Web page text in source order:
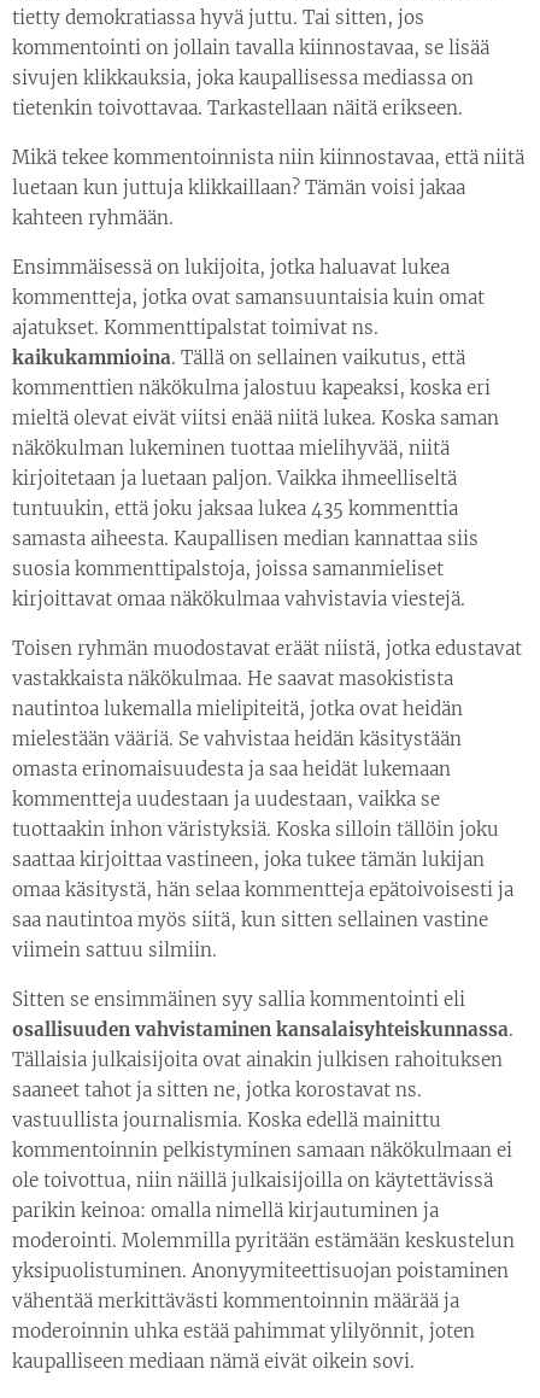
tietty demokratiassa hyvä juttu. Tai sitten, jos
kommentointi on jollain tavalla kiinnostavaa, se lisää
sivujen klikkauksia, joka kaupallisessa mediassa on
tietenkin toivottavaa. Tarkastellaan näitä erikseen.
Mikä tekee kommentoinnista niin kiinnostavaa, että niitä
luetaan kun juttuja klikkaillaan? Tämän voisi jakaa
kahteen ryhmään.
Ensimmäisessä on lukijoita, jotka haluavat lukea
kommentteja, jotka ovat samansuuntaisia kuin omat
ajatukset. Kommenttipalstat toimivat ns.
kaikukammioina. Tällä on sellainen vaikutus, että
kommenttien näkökulma jalostuu kapeaksi, koska eri
mieltä olevat eivät viitsi enää niitä lukea. Koska saman
näkökulman lukeminen tuottaa mielihyvää, niitä
kirjoitetaan ja luetaan paljon. Vaikka ihmeelliseltä
tuntuukin, että joku jaksaa lukea 435 kommenttia
samasta aiheesta. Kaupallisen median kannattaa siis
suosia kommenttipalstoja, joissa samanmieliset
kirjoittavat omaa näkökulmaa vahvistavia viestejä.
Toisen ryhmän muodostavat eräät niistä, jotka edustavat
vastakkaista näkökulmaa. He saavat masokistista
nautintoa lukemalla mielipiteitä, jotka ovat heidän
mielestään vääriä. Se vahvistaa heidän käsitystään
omasta erinomaisuudesta ja saa heidät lukemaan
kommentteja uudestaan ja uudestaan, vaikka se
tuottaakin inhon väristyksiä. Koska silloin tällöin joku
saattaa kirjoittaa vastineen, joka tukee tämän lukijan
omaa käsitystä, hän selaa kommentteja epätoivoisesti ja
saa nautintoa myös siitä, kun sitten sellainen vastine
viimein sattuu silmiin.
Sitten se ensimmäinen syy sallia kommentointi eli
osallisuuden vahvistaminen kansalaisyhteiskunnassa.
Tällaisia julkaisijoita ovat ainakin julkisen rahoituksen
saaneet tahot ja sitten ne, jotka korostavat ns.
vastuullista journalismia. Koska edellä mainittu
kommentoinnin pelkistyminen samaan näkökulmaan ei
ole toivottua, niin näillä julkaisijoilla on käytettävissä
parikin keinoa: omalla nimellä kirjautuminen ja
moderointi. Molemmilla pyritään estämään keskustelun
yksipuolistuminen. Anonyymiteettisuojan poistaminen
vähentää merkittävästi kommentoinnin määrää ja
moderoinnin uhka estää pahimmat ylilyönnit, joten
kaupalliseen mediaan nämä eivät oikein sovi.